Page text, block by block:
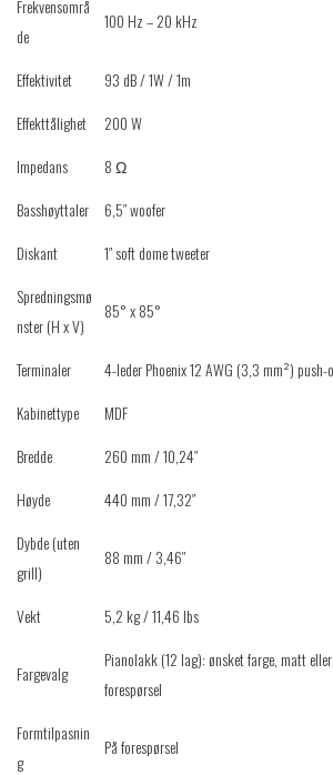
Frekvensområ
de
100 Hz – 20 kHz
Effektivitet
93 dB / 1W / 1m
Effekttålighet
200 W
Impedans
8 Ω
Basshøyttaler
6,5″ woofer
Diskant
1″ soft dome tweeter
Spredningsmø
nster (H x V)
85° x 85°
Terminaler
4-leder Phoenix 12 AWG (3,3 mm²)
Kabinettype
MDF
Bredde
260 mm / 10,24″
Høyde
440 mm / 17,32″
Dybde (uten
grill)
88 mm / 3,46″
Vekt 5,2 kg / 11,46 lbs
Fargevalg
Pianolakk (12 lag): ønsket farge, matt
forespørsel
Formtilpasnin
g
På forespørsel